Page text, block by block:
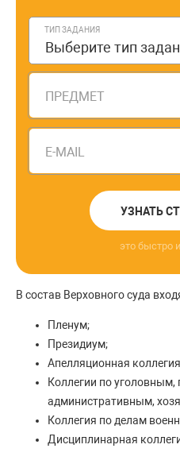
ТИП ЗАДАНИЯ
Выберите тип
ПРЕДМЕТ
E-MAIL
УЗНАТЬ
это быстро
В состав Верховного суда
Пленум;
Президиум;
Апелляционная
Коллегии по уголовным,
административным,
Коллегия по делам
Дисциплинарная